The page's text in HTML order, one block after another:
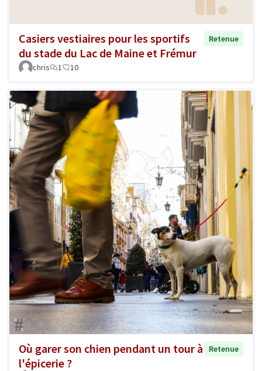
Casiers vestiaires pour les sportifs
du stade du Lac de Maine et Frémur
Retenue
chris 1 10
Où garer son chien pendant un tour à
l'épicerie ?
Retenue